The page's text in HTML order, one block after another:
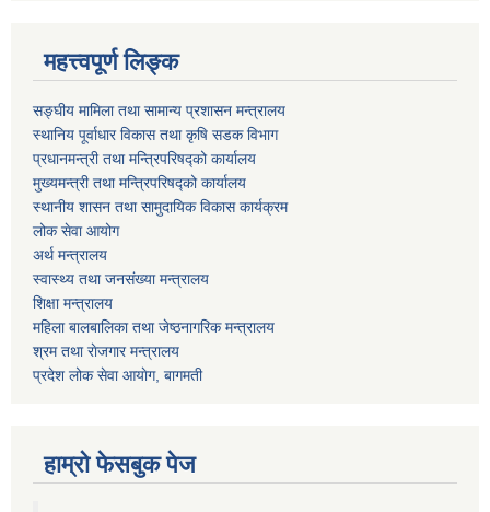
महत्त्वपूर्ण लिङ्क
सङ्घीय मामिला तथा सामान्य प्रशासन मन्त्रालय
स्थानिय पूर्वाधार विकास तथा कृषि सडक विभाग
प्रधानमन्त्री तथा मन्त्रिपरिषद्को कार्यालय
मुख्यमन्त्री तथा मन्त्रिपरिषद्को कार्यालय
स्थानीय शासन तथा सामुदायिक विकास कार्यक्रम
लोक सेवा आयोग
अर्थ मन्त्रालय
स्वास्थ्य तथा जनस‌ंख्या मन्त्रालय
शिक्षा मन्त्रालय
महिला बालबालिका तथा जेष्ठनागरिक मन्त्रालय
श्रम तथा राेजगार मन्त्रालय
प्रदेश लोक सेवा आयाेग, बागमती
हाम्रो फेसबुक पेज